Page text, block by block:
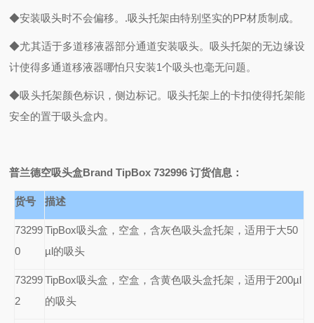
◆安装吸头时不会偏移。.吸头托架由特别坚实的PP材质制成。
◆尤其适于多道移液器部分通道安装吸头。吸头托架的无边缘设
计使得多通道移液器哪怕只安装1个吸头也毫无问题。
◆吸头托架颜色标识，侧边标记。吸头托架上的卡扣使得托架能
安全的置于吸头盒内。
普兰德空吸头盒Brand TipBox 732996 订货信息：
货号 描述
73299
0
TipBox吸头盒，空盒，含灰色吸头盒托架，适用于大50
µl的吸头
73299
2
TipBox吸头盒，空盒，含黄色吸头盒托架，适用于200µl
的吸头